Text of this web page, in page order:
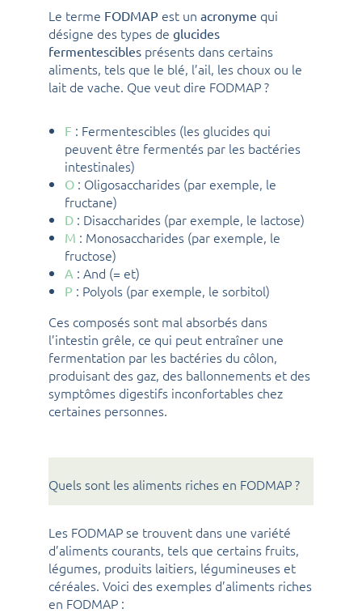
Le terme FODMAP est un acronyme qui
désigne des types de glucides
fermentescibles présents dans certains
aliments, tels que le blé, l’ail, les choux ou le
lait de vache. Que veut dire FODMAP ?
F : Fermentescibles (les glucides qui
peuvent être fermentés par les bactéries
intestinales)
O : Oligosaccharides (par exemple, le
fructane)
D : Disaccharides (par exemple, le lactose)
M : Monosaccharides (par exemple, le
fructose)
A : And (= et)
P : Polyols (par exemple, le sorbitol)
Ces composés sont mal absorbés dans
l’intestin grêle, ce qui peut entraîner une
fermentation par les bactéries du côlon,
produisant des gaz, des ballonnements et des
symptômes digestifs inconfortables chez
certaines personnes.
Quels sont les aliments riches en FODMAP ?
Les FODMAP se trouvent dans une variété
d’aliments courants, tels que certains fruits,
légumes, produits laitiers, légumineuses et
céréales. Voici des exemples d’aliments riches
en FODMAP :